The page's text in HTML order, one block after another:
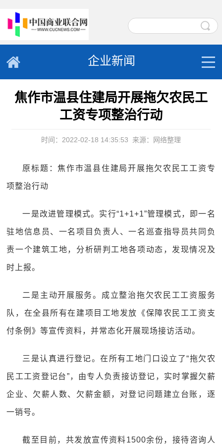
企业新闻
焦作市温县住建局开展拖欠农民工
工资专项整治行动
时间：2022-02-18 14:35:53 来源：网络整理
原标题：焦作市温县住建局开展拖欠农民工工资专
项整治行动
一是改进管理模式。实行“1+1+1”管理模式，即一名
驻地信息员、一名项目负责人、一名巡查指导员共同负
责一个建筑工地，分析研判工地各项动态，发现情况及
时上报。
二是主动开展服务。成立整治拖欠农民工工资服务
队，在全县所有在建项目工地发放《保障农民工工资支
付条例》等宣传资料，并常态化开展现场接访活动。
三是认真进行登记。在所有工地门口设立了“拖欠农
民工工资登记台”，由专人负责接访登记，实时掌握欠薪
企业、欠薪人数、欠薪金额，对登记问题建立台账，逐
一销号。
截至目前，共发放宣传资料1500余份，接待咨询人